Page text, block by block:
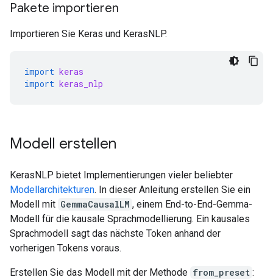
Pakete importieren
Importieren Sie Keras und KerasNLP.
import keras
import keras_nlp
Modell erstellen
KerasNLP bietet Implementierungen vieler beliebter
Modellarchitekturen. In dieser Anleitung erstellen Sie ein
Modell mit GemmaCausalLM , einem End-to-End-Gemma-
Modell für die kausale Sprachmodellierung. Ein kausales
Sprachmodell sagt das nächste Token anhand der
vorherigen Tokens voraus.
Erstellen Sie das Modell mit der Methode from_preset :